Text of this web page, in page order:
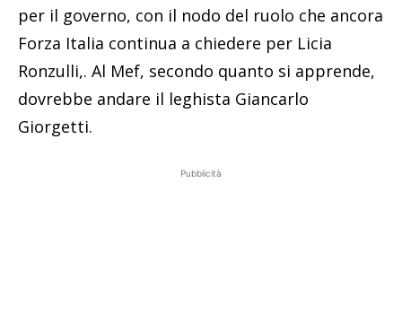
per il governo, con il nodo del ruolo che ancora
Forza Italia continua a chiedere per Licia
Ronzulli,. Al Mef, secondo quanto si apprende,
dovrebbe andare il leghista Giancarlo
Giorgetti.
Pubblicità